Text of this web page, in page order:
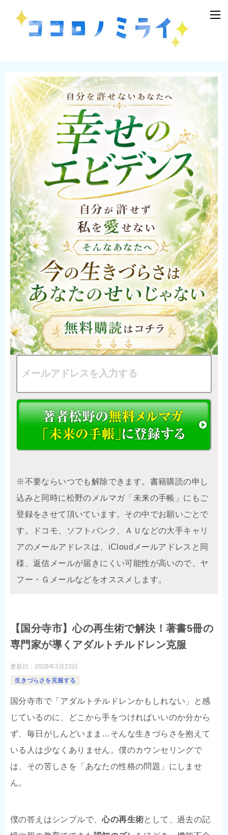
※不要ならいつでも解除できます。書籍購読の申し
込みと同時に松野のメルマガ「未来の手帳」にもご
登録をさせて頂いています。その中でお願いごとで
す。ドコモ、ソフトバンク、ＡＵなどの大手キャリ
アのメールアドレスは、iCloudメールアドレスと同
様、返信メールが届きにくい可能性が高いので、ヤ
フー・Ｇメールなどをオススメします。
【国分寺市】心の再生術で解決！著書5冊の
専門家が導くアダルトチルドレン克服
更新日： 2026年3月23日
生きづらさを克服する
国分寺市で「アダルトチルドレンかもしれない」と感
じているのに、どこから手をつければいいのか分から
ず、毎日がしんどいまま…そんな生きづらさを抱えて
いる人は少なくありません。僕のカウンセリングで
は、その苦しさを「あなたの性格の問題」にしませ
ん。
僕の答えはシンプルで、心の再生術として、過去の記